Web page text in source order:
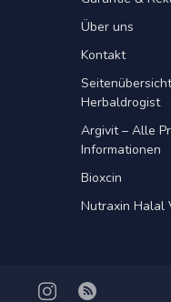
Über uns
Kontakt
Herbaldrogist
Argivit – Alle
Informationen
Bioxcin
Nutraxin Halal